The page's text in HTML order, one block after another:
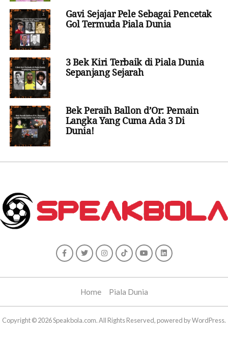
Gavi Sejajar Pele Sebagai Pencetak
Gol Termuda Piala Dunia
3 Bek Kiri Terbaik di Piala Dunia
Sepanjang Sejarah
Bek Peraih Ballon d’Or: Pemain
Langka Yang Cuma Ada 3 Di
Dunia!
Home Piala Dunia
Copyright © 2026 Speakbola.com. All Rights Reserved, powered by WordPress.